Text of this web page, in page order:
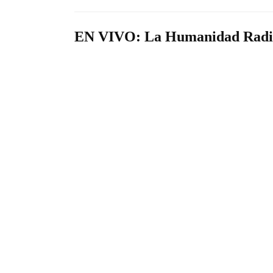
EN VIVO: La Humanidad